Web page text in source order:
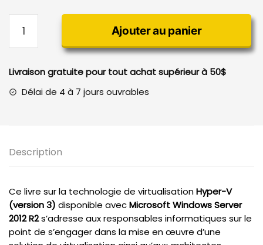
Hyper-
(version
3)
Virtual
Machine
Ajouter au panier
Livraison gratuite pour tout achat supérieur à 50$
Délai de 4 à 7 jours ouvrables
Description
Ce livre sur la technologie de virtualisationHyper-V
(version 3) disponible avecMicrosoft Windows Server
2012R2s’adresse aux responsables informatiques sur le
point de s’engager dans la mise en œuvre d’une